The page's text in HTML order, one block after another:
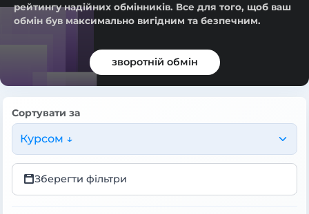
рейтингу надійних обмінників. Все для того, щоб ваш
обмін був максимально вигідним та безпечним.
зворотній обмін
Сортувати за
Курсом ↓
Зберегти фільтри